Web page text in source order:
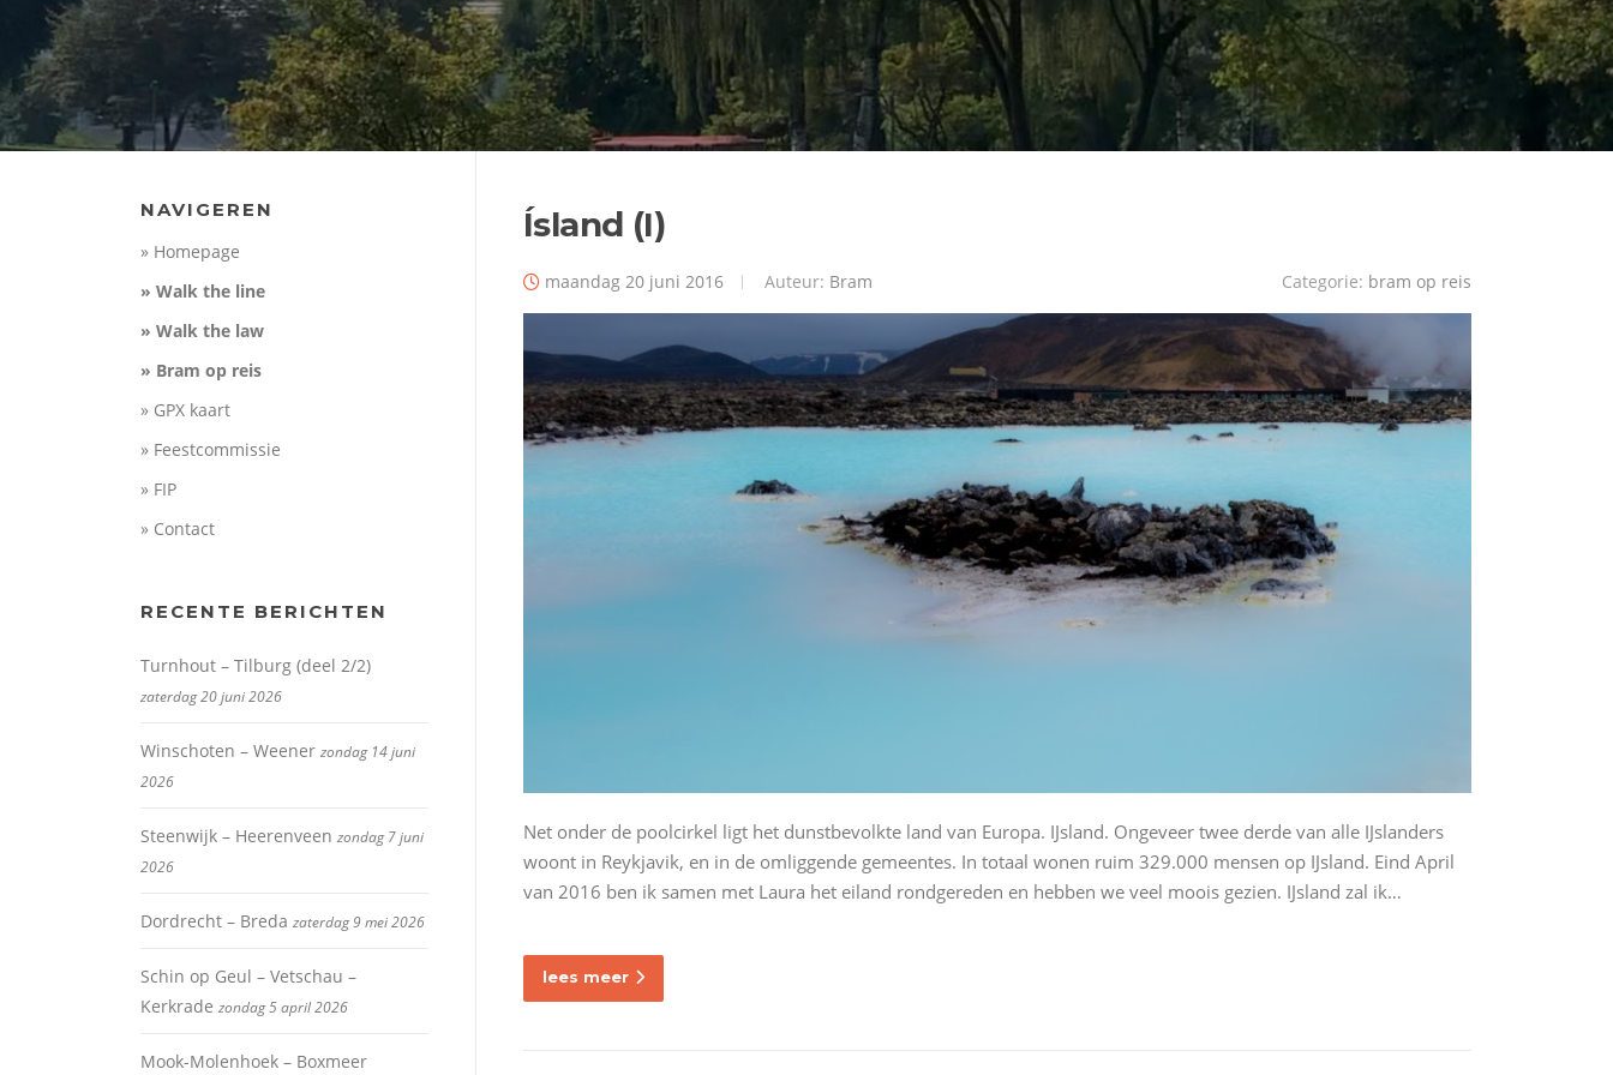
Ísland (I)
maandag 20 juni 2016 Auteur: Bram Categorie: bram op reis
Net onder de poolcirkel ligt het dunstbevolkte land van Europa. IJsland. Ongeveer twee derde van alle IJslanders
woont in Reykjavik, en in de omliggende gemeentes. In totaal wonen ruim 329.000 mensen op IJsland. Eind April
van 2016 ben ik samen met Laura het eiland rondgereden en hebben we veel moois gezien. IJsland zal ik…
lees meer
NAVIGEREN
» Homepage
» Walk the line
» Walk the law
» Bram op reis
» GPX kaart
» Feestcommissie
» FIP
» Contact
RECENTE BERICHTEN
Turnhout – Tilburg (deel 2/2)
zaterdag 20 juni 2026
Winschoten – Weener zondag 14 juni
2026
Steenwijk – Heerenveen zondag 7 juni
2026
Dordrecht – Breda zaterdag 9 mei 2026
Schin op Geul – Vetschau –
Kerkrade zondag 5 april 2026
Mook-Molenhoek – Boxmeer